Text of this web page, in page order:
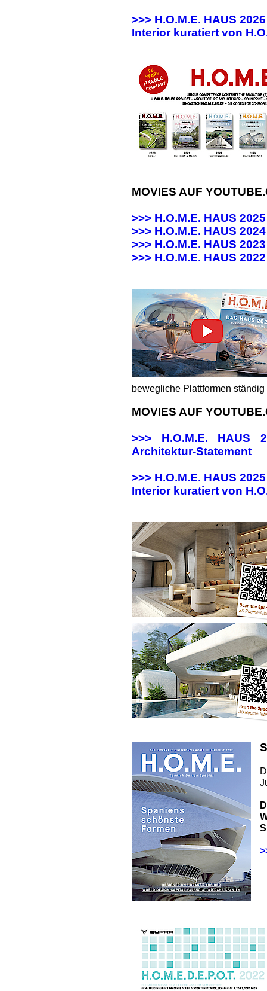
>>> H.O.M.E. HAUS
Interior kuratiert von
MOVIES AUF
>>> H.O.M.E. HAUS
>>> H.O.M.E. HAUS
>>> H.O.M.E. HAUS
>>> H.O.M.E. HAUS
bewegliche Plattformen
MOVIES AUF
>>> H.O.M.E.
Architektur-Statement
>>> H.O.M.E. HAUS
Interior kuratiert von